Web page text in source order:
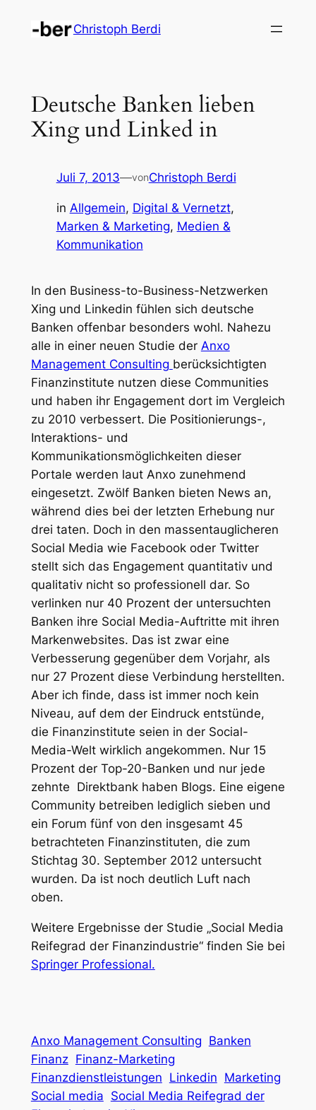
Inhalt
Christoph Berdi
Deutsche Banken lieben
Xing und Linked in
Juli 7, 2013—vonChristoph Berdi
in Allgemein, Digital & Vernetzt
Marken & Marketing, Medien &
Kommunikation
In den Business-to-Business-Netzwerken
Xing und Linkedin fühlen sich deutsche
Banken offenbar besonders wohl. Nahezu
alle in einer neuen Studie der Anxo
Management Consulting berücksichtigten
Finanzinstitute nutzen diese Communities
und haben ihr Engagement dort im Vergleich
zu 2010 verbessert. Die Positionierungs-,
Interaktions- und
Kommunikationsmöglichkeiten dieser
Portale werden laut Anxo zunehmend
eingesetzt. Zwölf Banken bieten News an,
während dies bei der letzten Erhebung nur
drei taten. Doch in den massentauglicheren
Social Media wie Facebook oder Twitter
stellt sich das Engagement quantitativ und
qualitativ nicht so professionell dar. So
verlinken nur 40 Prozent der untersuchten
Banken ihre Social Media-Auftritte mit ihren
Markenwebsites. Das ist zwar eine
Verbesserung gegenüber dem Vorjahr, als
nur 27 Prozent diese Verbindung herstellten.
Aber ich finde, dass ist immer noch kein
Niveau, auf dem der Eindruck entstünde,
die Finanzinstitute seien in der Social-
Media-Welt wirklich angekommen. Nur 15
Prozent der Top-20-Banken und nur jede
zehnte Direktbank haben Blogs. Eine eigene
Community betreiben lediglich sieben und
ein Forum fünf von den insgesamt 45
betrachteten Finanzinstituten, die zum
Stichtag 30. September 2012 untersucht
wurden. Da ist noch deutlich Luft nach
oben.
Weitere Ergebnisse der Studie „Social Media
Reifegrad der Finanzindustrie“ finden Sie bei
Springer Professional.
Anxo Management Consulting Banken
Finanz Finanz-Marketing
Finanzdienstleistungen Linkedin Marketing
Social media Social Media Reifegrad der